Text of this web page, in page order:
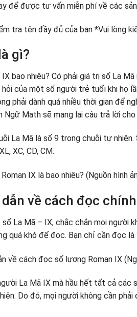
5
7
để giúp bé ghi nhớ số 9 của người La
tôi thực hiện các bài tập thường xuyên
em bé của bạn tham gia vào các trò chơi
và con cái tìm hiểu về số 9 La Mã
lưu ý em bé làm thế nào để phân biệt số 9
để được tư vấn miễn phí về các
tra tên đầy đủ của bạn *Vui lòng
gì?
bao nhiêu? Có phải giá trị số La
của một số người trẻ tuổi khi họ
phải dành quá nhiều thời gian để
Ngữ Math sẽ mang lại câu trả lời cho
La Mã là số 9 trong chuỗi tự
XC, CD, CM.
về cách đọc
số La Mã – IX, chắc chắn mọi người
quá khó để đọc. Bạn chỉ cần đọc
La Mã IX mà hầu hết tất cả các
Do đó, mọi người không cần